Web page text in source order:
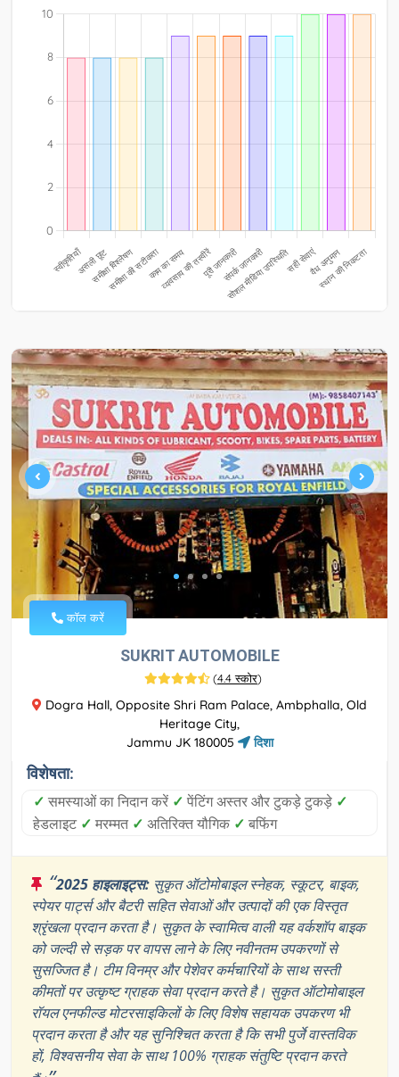
कॉल करें
SUKRIT AUTOMOBILE
(4.4 स्कोर)
Dogra Hall, Opposite Shri Ram Palace, Ambphalla, Old
Heritage City,
Jammu JK 180005
दिशा
विशेषता:
✓ समस्याओं का निदान करें ✓ पेंटिंग अस्तर और टुकड़े टुकड़े ✓
हेडलाइट ✓ मरम्मत ✓ अतिरिक्त यौगिक ✓ बफिंग
“2025 हाइलाइट्स: सुकृत ऑटोमोबाइल स्नेहक, स्कूटर, बाइक,
स्पेयर पार्ट्स और बैटरी सहित सेवाओं और उत्पादों की एक विस्तृत
श्रृंखला प्रदान करता है। सुकृत के स्वामित्व वाली यह वर्कशॉप बाइक
को जल्दी से सड़क पर वापस लाने के लिए नवीनतम उपकरणों से
सुसज्जित है। टीम विनम्र और पेशेवर कर्मचारियों के साथ सस्ती
कीमतों पर उत्कृष्ट ग्राहक सेवा प्रदान करते है। सुकृत ऑटोमोबाइल
रॉयल एनफील्ड मोटरसाइकिलों के लिए विशेष सहायक उपकरण भी
प्रदान करता है और यह सुनिश्चित करता है कि सभी पुर्जे वास्तविक
हों, विश्वसनीय सेवा के साथ 100% ग्राहक संतुष्टि प्रदान करते